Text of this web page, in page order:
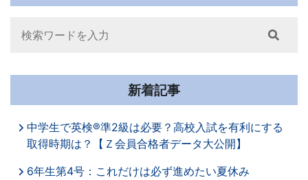
Search
新着記事
中学生で英検®準2級は必要？高校入試を有利にする
取得時期は？【Ｚ会員合格者データ大公開】
6年生第4号：これだけは必ず進めたい夏休み